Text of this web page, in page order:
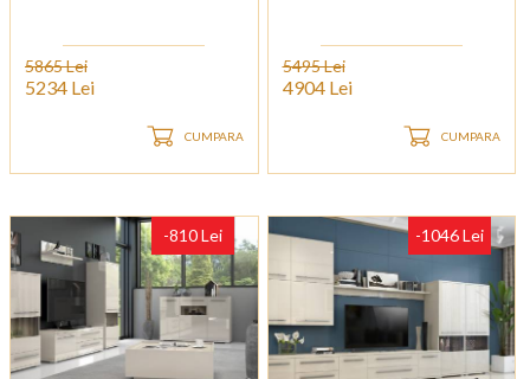
5865 Lei
5234 Lei
CUMPARA
5495 Lei
4904 Lei
CUMPARA
-810 Lei -1046 Lei